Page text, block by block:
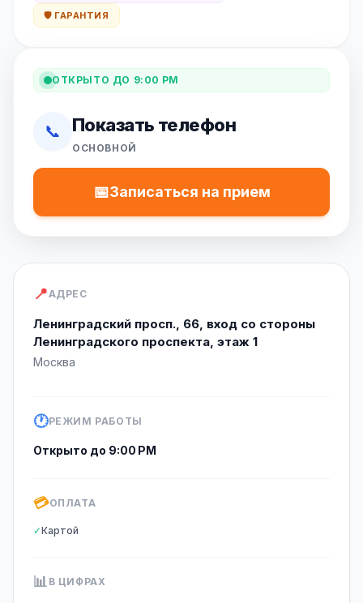
🛡️ ГАРАНТИЯ
ОТКРЫТО ДО 9:00 PM
📞 Показать телефон
ОСНОВНОЙ
📅Записаться на прием
📍АДРЕС
Ленинградский просп., 66, вход со стороны
Ленинградского проспекта, этаж 1
Москва
🕐РЕЖИМ РАБОТЫ
Открыто до 9:00 PM
💳ОПЛАТА
✓Картой
📊 В ЦИФРАХ